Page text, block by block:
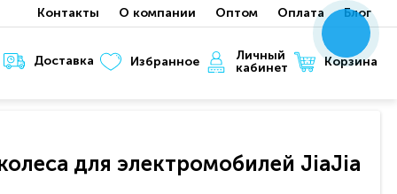
Контакты О компании Оптом Оплата Блог
Доставка Избранное
Личный
кабинет
Корзина
для электромобилей JiaJia
xxx